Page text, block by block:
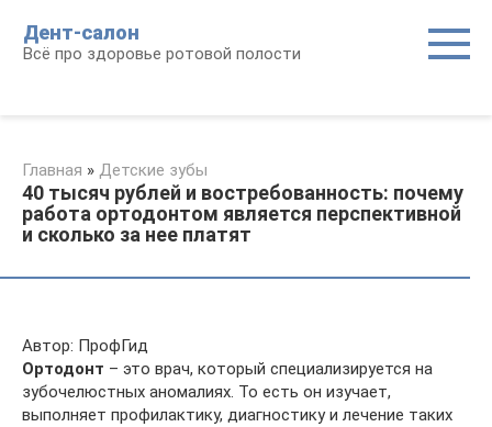
контенту
Дент-салон
Всё про здоровье ротовой полости
Главная » Детские зубы
40 тысяч рублей и востребованность: почему
работа ортодонтом является перспективной
и сколько за нее платят
Автор: ПрофГид
Ортодонт – это врач, который специализируется на
зубочелюстных аномалиях. То есть он изучает,
выполняет профилактику, диагностику и лечение таких